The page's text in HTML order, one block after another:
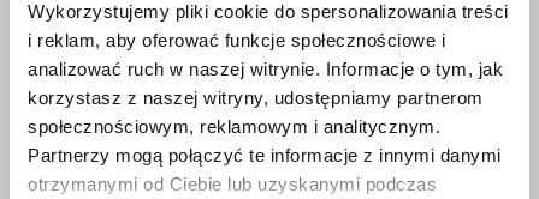
Wykorzystujemy pliki cookie do spersonalizowania treści
i reklam, aby oferować funkcje społecznościowe i
analizować ruch w naszej witrynie. Informacje o tym, jak
korzystasz z naszej witryny, udostępniamy partnerom
społecznościowym, reklamowym i analitycznym.
Partnerzy mogą połączyć te informacje z innymi danymi
otrzymanymi od Ciebie lub uzyskanymi podczas